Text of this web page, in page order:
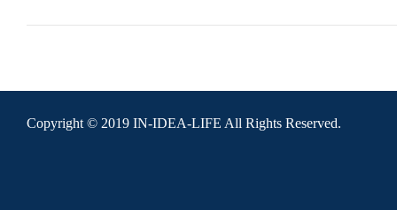
Copyright © 2019 IN-IDEA-LIFE All Rights Reserved.